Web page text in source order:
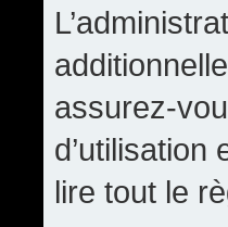
assurez-
lire tout le